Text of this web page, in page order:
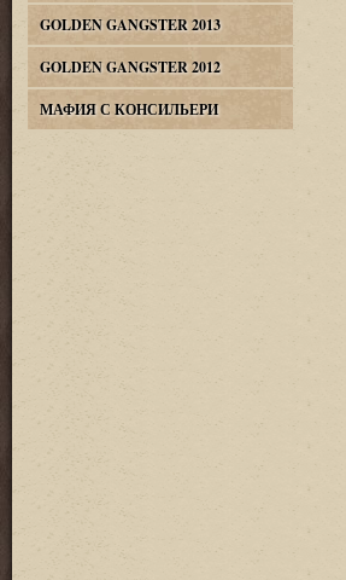
GOLDEN GANGSTER 2013
GOLDEN GANGSTER 2012
МАФИЯ С КОНСИЛЬЕРИ